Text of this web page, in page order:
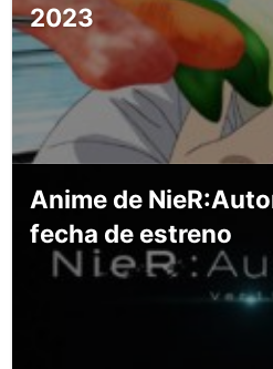
2023
Anime de
fecha de estreno